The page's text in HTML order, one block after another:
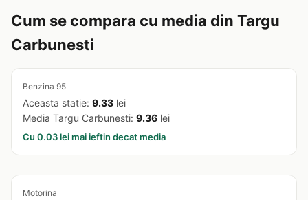
Cum se compara cu media din Targu
Carbunesti
Benzina 95
Aceasta statie: 9.33 lei
Media Targu Carbunesti: 9.36 lei
Cu 0.03 lei mai ieftin decat media
Motorina